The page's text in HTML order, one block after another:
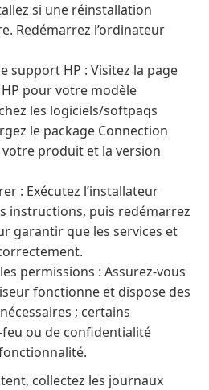
si une réinstallation
Redémarrez l’ordinateur
support HP : Visitez la page
pour votre modèle
les logiciels/softpaqs
le package Connection
produit et la version
: Exécutez l’installateur
instructions, puis redémarrez
garantir que les services et
permissions : Assurez-vous
fonctionne et dispose des
; certains
ou de confidentialité
collectez les journaux